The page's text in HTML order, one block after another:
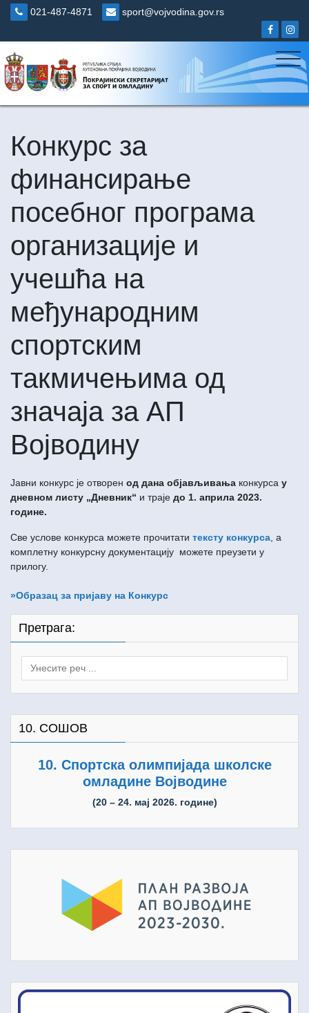
Skip
021-487-4871 sport@vojvodina.gov.rs
Конкурс за
финансирање
посебног програма
организације и
учешћа на
међународним
спортским
такмичењима од
значаја за АП
Вoјводину
Јавни конкурс је отворен од дана објављивања конкурса у
дневном листу „Дневник“ и траје до 1. априла 2023.
године.
Све услове конкурса можете прочитати тексту конкурса , а
комплетну конкурсну документацију можете преузети у
прилогу.
»Образац за пријаву на Конкурс
Претрага:
Search
10. СОШОВ
10. Спортска олимпијада школске
омладине Војводине
(20 – 24. мај 2026. године)